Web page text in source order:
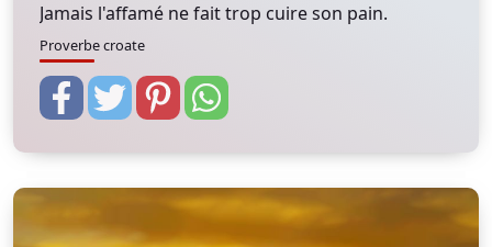
Jamais l'affamé ne fait trop cuire son pain.
Proverbe croate